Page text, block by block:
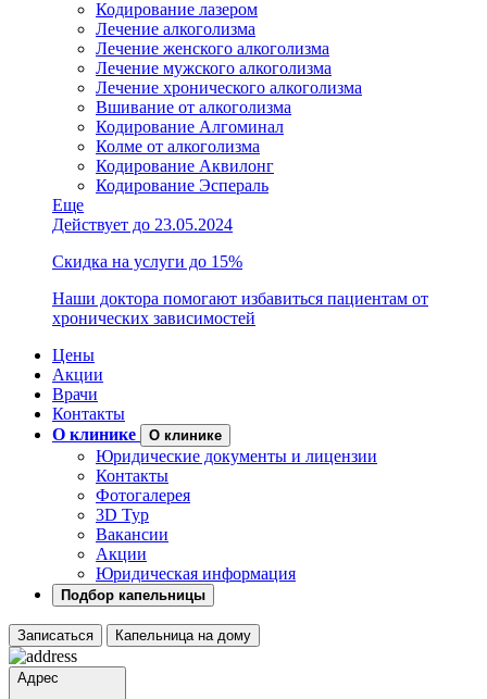
Кодирование лазером
Лечение алкоголизма
Лечение женского алкоголизма
Лечение мужского алкоголизма
Лечение хронического алкоголизма
Вшивание от алкоголизма
Кодирование Алгоминал
Колме от алкоголизма
Кодирование Аквилонг
Кодирование Эспераль
Еще
Действует до 23.05.2024
Скидка на услуги до 15%
Наши доктора помогают избавиться пациентам от
хронических зависимостей
Цены
Акции
Врачи
Контакты
О клинике
О клинике
Юридические документы и лицензии
Контакты
Фотогалерея
3D Тур
Вакансии
Акции
Юридическая информация
Подбор капельницы
Записаться Капельница на дому
Адрес